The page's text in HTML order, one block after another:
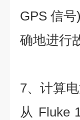
GPS 信
确地进行
7、计算
从 Fluke